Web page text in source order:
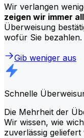
Wir verlangen
zeigen wir immer
Überweisung
wofür Sie bezahlen.
Gib weniger aus
Schnelle
Die Mehrheit der
Wir wissen, wie
zuverlässig geliefert